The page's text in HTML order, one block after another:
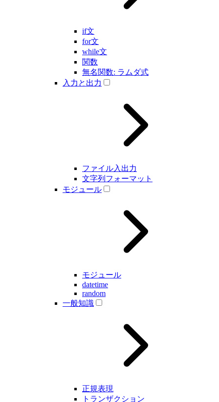
if文
for文
while文
関数
無名関数: ラムダ式
入力と出力
ファイル入出力
文字列フォーマット
モジュール
モジュール
datetime
random
一般知識
正規表現
トランザクション